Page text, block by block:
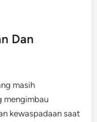
Dan
masih
mengimbau
kewaspadaan saat